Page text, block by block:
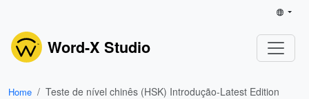
Word-X Studio
Home Teste de nível chinês (HSK) Introdução-Latest Edition